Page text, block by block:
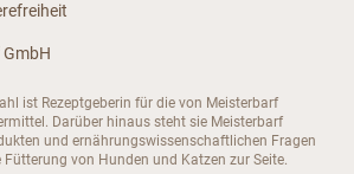
ist Rezeptgeberin für die von Meisterbarf
Darüber hinaus steht sie Meisterbarf
und ernährungswissenschaftlichen Fragen
von Hunden und Katzen zur Seite.